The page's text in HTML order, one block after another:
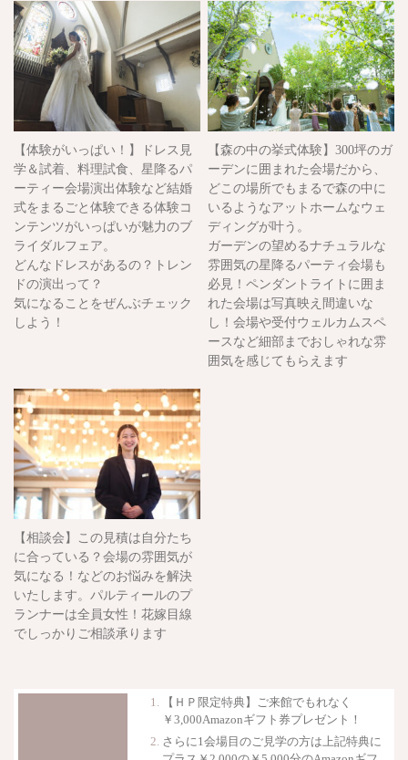
【体験がいっぱい！】ドレス見
学＆試着、料理試食、星降るパ
ーティー会場演出体験など結婚
式をまるごと体験できる体験コ
ンテンツがいっぱいが魅力のブ
ライダルフェア。
どんなドレスがあるの？トレン
ドの演出って？
気になることをぜんぶチェック
しよう！
【森の中の挙式体験】300坪のガ
ーデンに囲まれた会場だから、
どこの場所でもまるで森の中に
いるようなアットホームなウェ
ディングが叶う。
ガーデンの望めるナチュラルな
雰囲気の星降るパーティ会場も
必見！ペンダントライトに囲ま
れた会場は写真映え間違いな
し！会場や受付ウェルカムスペ
ースなど細部までおしゃれな雰
囲気を感じてもらえます
【相談会】この見積は自分たち
に合っている？会場の雰囲気が
気になる！などのお悩みを解決
いたします。パルティールのプ
ランナーは全員女性！花嫁目線
でしっかりご相談承ります
【ＨＰ限定特典】ご来館でもれなく
￥3,000Amazonギフト券プレゼント！
さらに1会場目のご見学の方は上記特典に